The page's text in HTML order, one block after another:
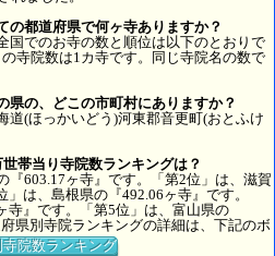
の都道府県で何ヶ寺ありますか？
国でのお寺の数と順位は以下のとおりで
寺院数は1カ寺です。同じ寺院名の数で
県の、どこの市町村にありますか？
道(ほっかいどう)河東郡音更町(おとふけ
帯当り寺院数ランキングは？
『603.17ヶ寺』です。「第2位」は、滋賀
は、島根県の『492.06ヶ寺』です。
寺』です。「第5位」は、富山県の
県別寺院ランキングの詳細は、下記のボ
院数ランキング